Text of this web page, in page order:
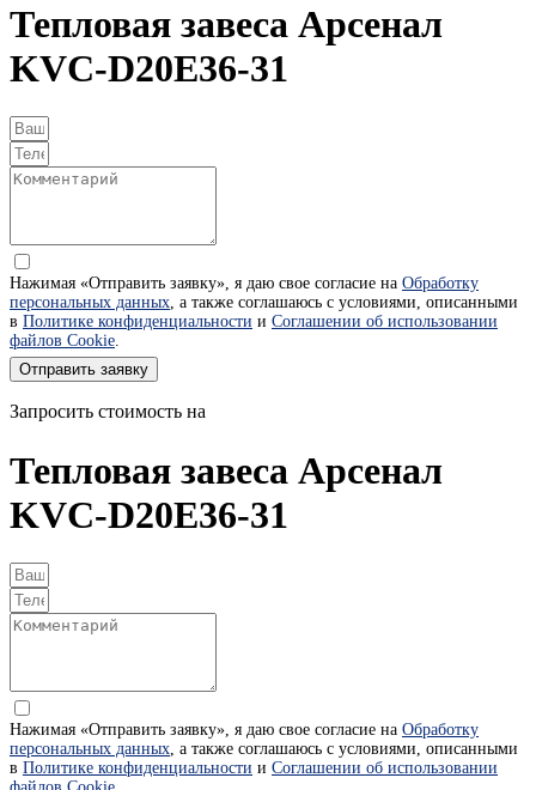
Тепловая завеса Арсенал
KVC-D20E36-31
Нажимая «Отправить заявку», я даю свое согласие на Обработку
персональных данных, а также соглашаюсь с условиями, описанными
в Политике конфиденциальности и Соглашении об использовании
файлов Cookie.
Отправить заявку
Запросить стоимость на
Тепловая завеса Арсенал
KVC-D20E36-31
Нажимая «Отправить заявку», я даю свое согласие на Обработку
персональных данных , а также соглашаюсь с условиями, описанными
в Политике конфиденциальности и Соглашении об использовании